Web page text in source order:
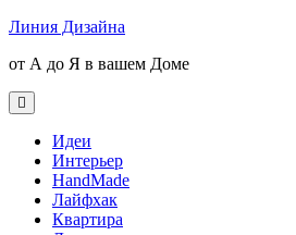
Skip
content
Линия Дизайна
от А до Я в вашем Доме
Button
Идеи
Интерьер
HandMade
Лайфхак
Квартира